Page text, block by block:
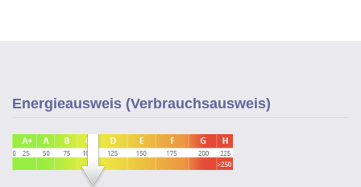
Energieausweis (Verbrauchsausweis)